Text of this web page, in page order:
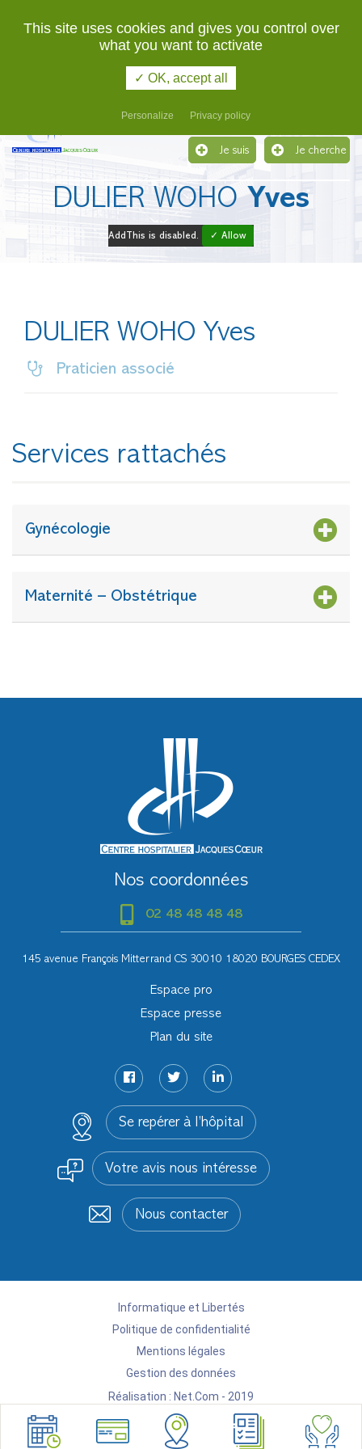
Etablissement support du Groupement Hospitalier de
Territoire du Cher
Je suis Je cherche
DULIER WOHOYves
AddThis is disabled. ✓ Allow
DULIER WOHO Yves
Praticien associé
Services rattachés
Gynécologie
Maternité – Obstétrique
Nos coordonnées
02 48 48 48 48
145 avenue François Mitterrand CS 30010 18020 BOURGES CEDEX
Espace pro
Espace presse
Plan du site
Se repérer à l’hôpital
Votre avis nous intéresse
Nous contacter
Réalisation : Net.Com - 2019
Informatique et Libertés
Politique de confidentialité
Mentions légales
Gestion des données
This site uses cookies and gives you control over
what you want to activate
✓ OK, accept all
Personalize Privacy policy